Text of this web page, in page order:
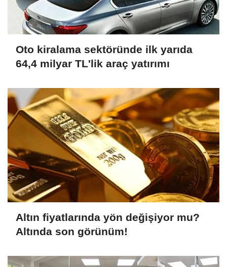
Oto kiralama sektöründe ilk yarıda
64,4 milyar TL'lik araç yatırımı
Altın fiyatlarında yön değişiyor mu?
Altında son görünüm!